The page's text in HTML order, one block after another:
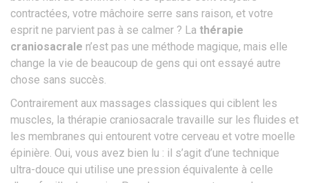
contractées, votre mâchoire serre sans raison, et votre
esprit ne parvient pas à se calmer ? La thérapie
craniosacrale n’est pas une méthode magique, mais elle
change la vie de beaucoup de gens qui ont essayé autre
chose sans succès.
Contrairement aux massages classiques qui ciblent les
muscles, la thérapie craniosacrale travaille sur les fluides et
les membranes qui entourent votre cerveau et votre moelle
épinière. Oui, vous avez bien lu : il s’agit d’une technique
ultra-douce qui utilise une pression équivalente à celle